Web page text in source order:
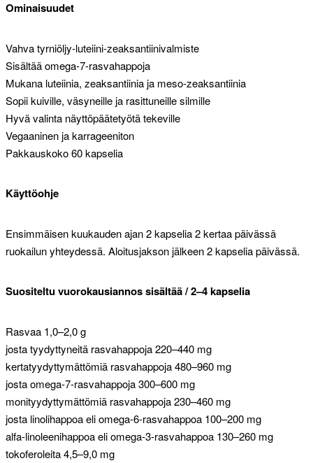
Ominaisuudet
Vahva tyrniöljy-luteiini-zeaksantiinivalmiste
Sisältää omega-7-rasvahappoja
Mukana luteiinia, zeaksantiinia ja meso-zeaksantiinia
Sopii kuiville, väsyneille ja rasittuneille silmille
Hyvä valinta näyttöpäätetyötä tekeville
Vegaaninen ja karrageeniton
Pakkauskoko 60 kapselia
Käyttöohje
Ensimmäisen kuukauden ajan 2 kapselia 2 kertaa päivässä
ruokailun yhteydessä. Aloitusjakson jälkeen 2 kapselia päivässä.
Suositeltu vuorokausiannos sisältää / 2–4 kapselia
Rasvaa 1,0–2,0 g
josta tyydyttyneitä rasvahappoja 220–440 mg
kertatyydyttymättömiä rasvahappoja 480–960 mg
josta omega-7-rasvahappoja 300–600 mg
monityydyttymättömiä rasvahappoja 230–460 mg
josta linolihappoa eli omega-6-rasvahappoa 100–200 mg
alfa-linoleenihappoa eli omega-3-rasvahappoa 130–260 mg
tokoferoleita 4,5–9,0 mg